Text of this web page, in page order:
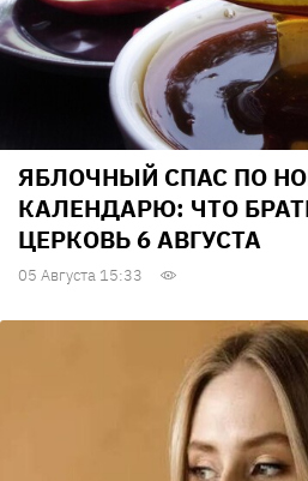
ЯБЛОЧНЫЙ СПАС ПО
КАЛЕНДАРЮ: ЧТО
ЦЕРКОВЬ 6 АВГУСТА
05 Августа 15:33